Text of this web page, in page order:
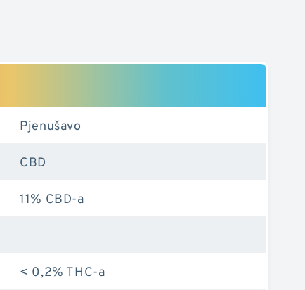
Pjenušavo
CBD
11% CBD-a
< 0,2% THC-a